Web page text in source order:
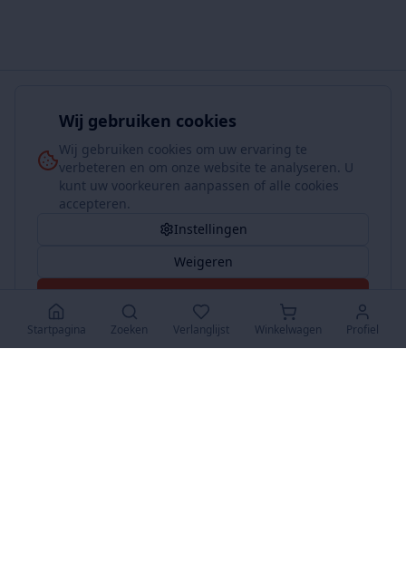
Wij gebruiken cookies
Wij gebruiken cookies om uw ervaring te
verbeteren en om onze website te analyseren. U
kunt uw voorkeuren aanpassen of alle cookies
accepteren.
Instellingen
Weigeren
Accepteer Alles
Startpagina Zoeken Verlanglijst Winkelwagen Profiel